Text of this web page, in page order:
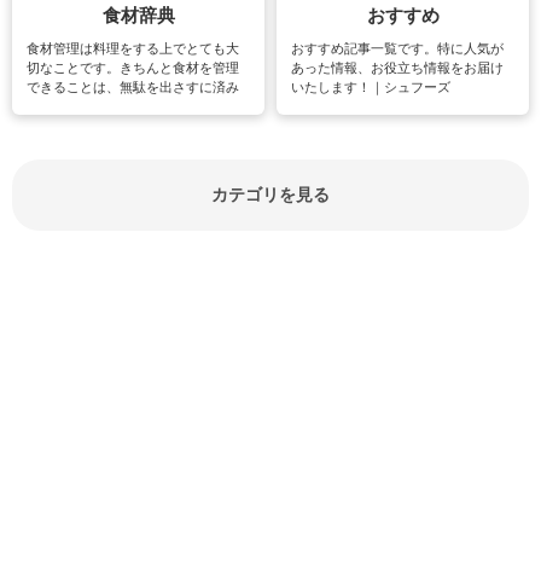
食材辞典
食材管理は料理をする上でとても大
切なことです。きちんと食材を管理
できることは、無駄を出さすに済み
おすすめ
おすすめ記事一覧です。特に人気が
あった情報、お役立ち情報をお届け
いたします！｜シュフーズ
カテゴリを見る